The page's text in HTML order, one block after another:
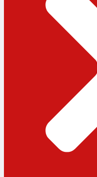
লাইফস্টাইল
সোশ্যাল মিডিয়া
বিজ্ঞান ও প্রযুক্তি
বিশেষ প্রতিবেদন
শেয়ার বাজার
বিচিত্র সংবাদ
সাক্ষাৎকার
সড়ক দুর্ঘটনা
অপরাধ